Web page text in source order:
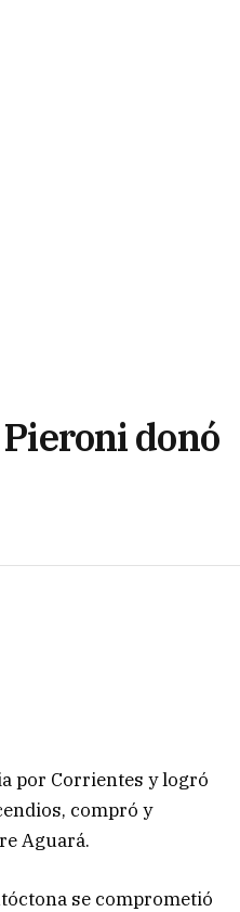
donó
por Corrientes y logró
compró y
Aguará.
se comprometió